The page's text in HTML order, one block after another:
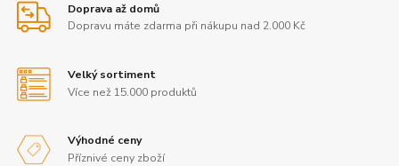
Doprava až domů
Dopravu máte zdarma při nákupu nad 2.000 Kč
Velký sortiment
Více než 15.000 produktů
Výhodné ceny
Příznivé ceny zboží